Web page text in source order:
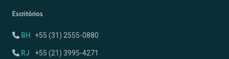
Escritórios
BH +55 (31) 2555-0880
RJ +55 (21) 3995-4271